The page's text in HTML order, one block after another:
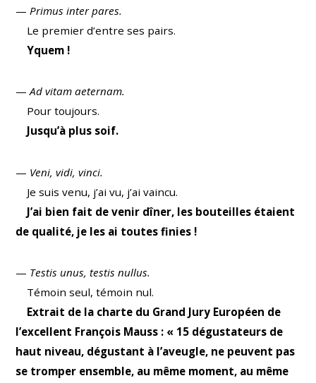
— Primus inter pares.
Le premier d’entre ses pairs.
Yquem !
—Ad vitam aeternam.
Pour toujours.
Jusqu’à plus soif.
— Veni, vidi, vinci.
Je suis venu, j’ai vu, j’ai vaincu.
J’ai bien fait de venir dîner, les bouteilles étaient
de qualité, je les ai toutes finies !
— Testis unus, testis nullus.
Témoin seul, témoin nul.
Extrait de la charte du Grand Jury Européen de
l’excellent François Mauss : « 15 dégustateurs de
haut niveau, dégustant à l’aveugle, ne peuvent pas
se tromper ensemble, au même moment, au même